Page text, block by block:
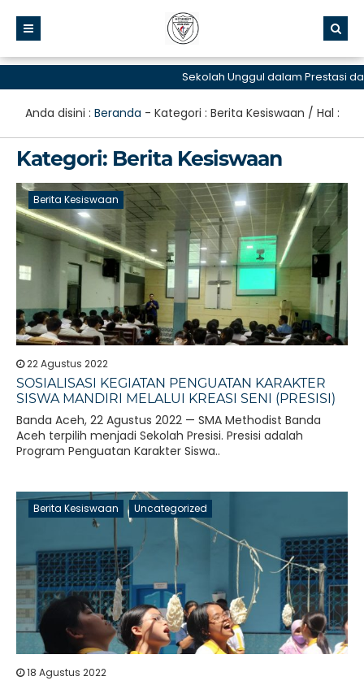
Sekolah Unggul dalam Prestasi dan
Anda disini : Beranda - Kategori : Berita Kesiswaan / Hal :
Kategori: Berita Kesiswaan
Berita Kesiswaan
22 Agustus 2022
SOSIALISASI KEGIATAN PENGUATAN KARAKTER
SISWA MANDIRI MELALUI KREASI SENI (PRESISI)
Banda Aceh, 22 Agustus 2022 — SMA Methodist Banda
Aceh terpilih menjadi Sekolah Presisi. Presisi adalah
Program Penguatan Karakter Siswa..
Berita Kesiswaan Uncategorized
18 Agustus 2022